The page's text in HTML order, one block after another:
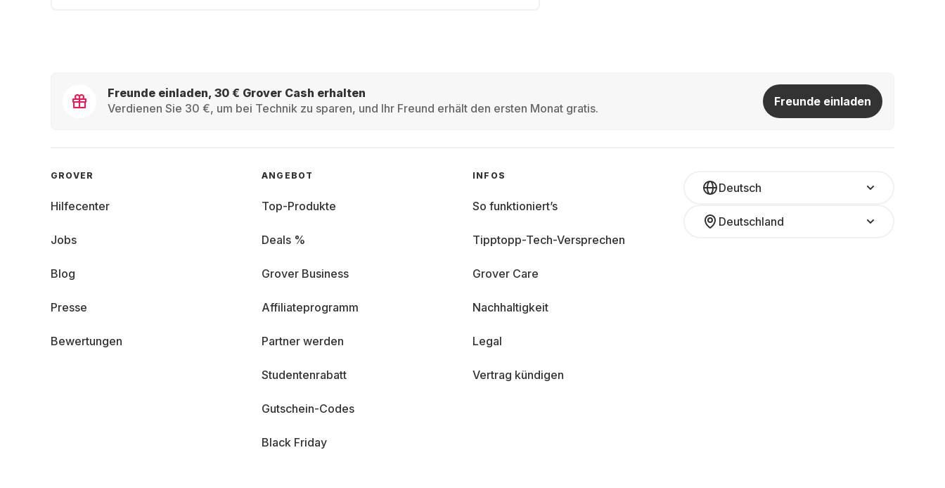
Freunde einladen, 30 € Grover Cash erhalten
Verdienen Sie 30 €, um bei Technik zu sparen, und Ihr Freund erhält den ersten Monat gratis.
Freunde einladen
Deutsch
Deutschland
GROVER
Hilfecenter
Jobs
Blog
Presse
Bewertungen
ANGEBOT
Top-Produkte
Deals %
Grover Business
Affiliateprogramm
Partner werden
Studentenrabatt
Gutschein-Codes
Black Friday
INFOS
So funktioniert’s
Tipptopp-Tech-Versprechen
Grover Care
Nachhaltigkeit
Legal
Vertrag kündigen